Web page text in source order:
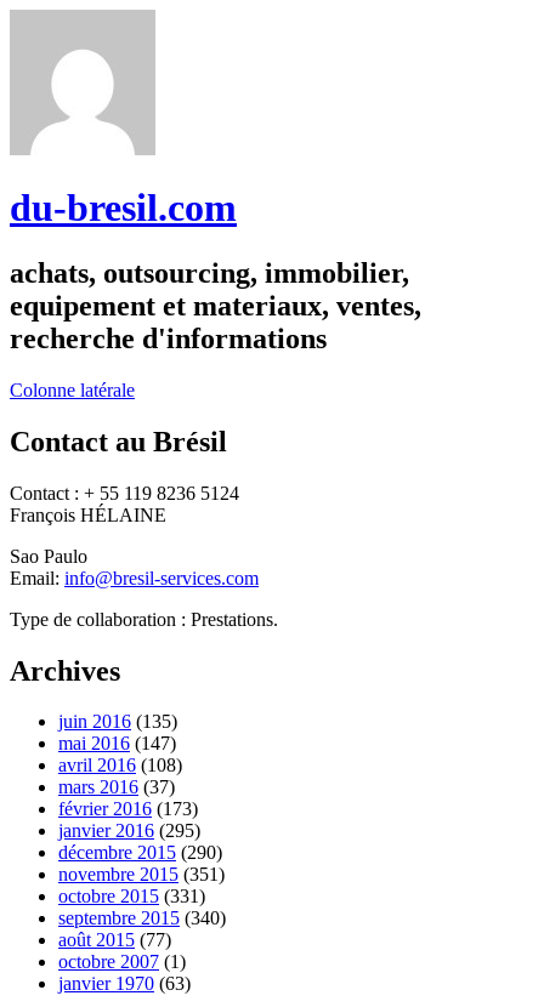
du-bresil.com
achats, outsourcing, immobilier,
equipement et materiaux, ventes,
recherche d'informations
Colonne latérale
Contact au Brésil
Contact : + 55 119 8236 5124
François HÉLAINE
Sao Paulo
Email: info@bresil-services.com
Type de collaboration : Prestations.
Archives
juin 2016 (135)
mai 2016 (147)
avril 2016 (108)
mars 2016 (37)
février 2016 (173)
janvier 2016 (295)
décembre 2015 (290)
novembre 2015 (351)
octobre 2015 (331)
septembre 2015 (340)
août 2015 (77)
octobre 2007 (1)
janvier 1970 (63)